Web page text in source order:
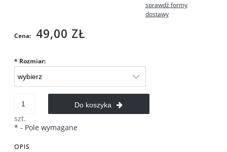
Cena nie zawiera ewentualnych kosztów płatności
sprawdź formy
dostawy
Cena: 49,00 ZŁ
* Rozmiar:
szt.
Do koszyka
* - Pole wymagane
OPIS